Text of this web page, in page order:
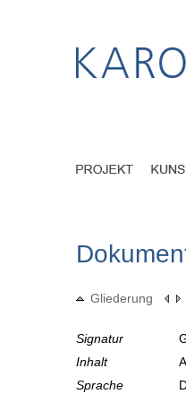
Gliederung
Signatur
Inhalt
Sprache